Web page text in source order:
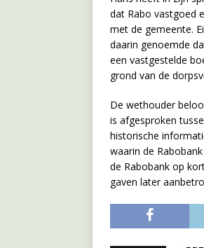
dat Rabo vastgoed
met de gemeente.
daarin genoemde
een vastgestelde
grond van de
De wethouder
is afgesproken
historische
waarin de
de Rabobank op
gaven later